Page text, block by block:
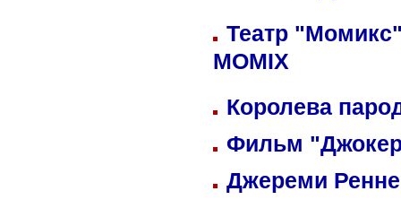
Театр
MOMIX
Королева
Фильм
Джереми